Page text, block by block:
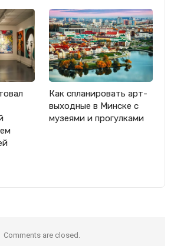
Как спланировать арт-
выходные в Минске с
музеями и прогулками
Comments are closed.